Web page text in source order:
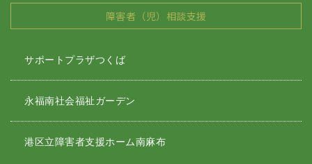
障害者（児）相談支援
サポートプラザつくば
永福南社会福祉ガーデン
港区立障害者支援ホーム南麻布